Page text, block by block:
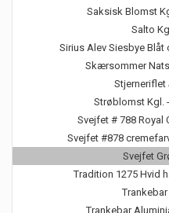
Saksisk Blomst
Salto
Sirius Alev Siesbye Blåt
Skærsommer
Stjerneriflet
Strøblomst Kgl.
Svejfet # 788 Royal
Svejfet #878
Svejfet
Tradition 1275 Hvid
Trankebar